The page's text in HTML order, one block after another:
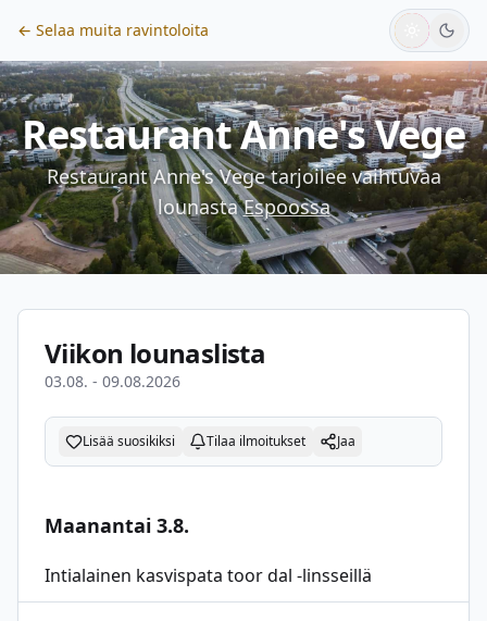
← Selaa muita ravintoloita
Restaurant Anne's Vege
Restaurant Anne's Vegetarjoilee vaihtuvaa
lounasta Espoossa
Viikon lounaslista
03.08. - 09.08.2026
Lisää suosikiksi Tilaa ilmoitukset Jaa
Maanantai 3.8.
Intialainen kasvispata toor dal -linsseillä